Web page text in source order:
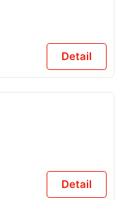
Detail
Detail